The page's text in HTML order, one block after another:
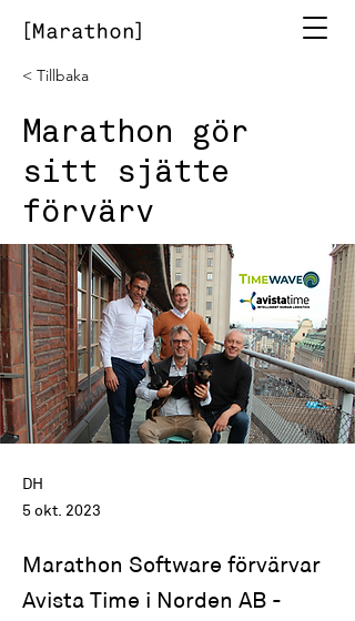
< Tillbaka
Marathon gör
sitt sjätte
förvärv
DH
5 okt. 2023
Marathon Software förvärvar
Avista Time i Norden AB -